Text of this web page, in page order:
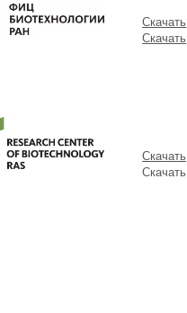
Скачать
Скачать
Скачать
Скачать